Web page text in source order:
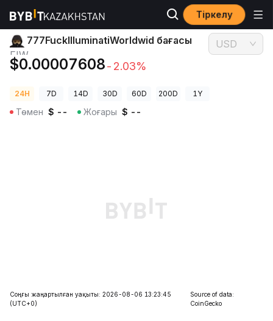
Тіркелу
Криптовалюта бағалары 777FuckIlluminatiWorldwid бағасы FIW
777FuckIlluminatiWorldwid бағасы
FIW
$0.00007608-2.03%
USD
24H 7D 14D 30D 60D 200D 1Y
Төмен $ -- Жоғары $ --
Соңғы жаңартылған уақыты: 2026-08-06 13:23:45
(UTC+0)
Source of data:
CoinGecko